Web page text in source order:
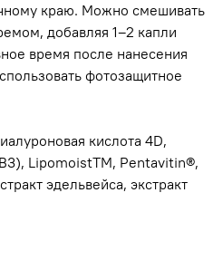
краю. Можно смешивать
добавляя 1–2 капли
время после нанесения
фотозащитное
кислота 4D,
LipomoistTM, Pentavitin®,
эдельвейса, экстракт